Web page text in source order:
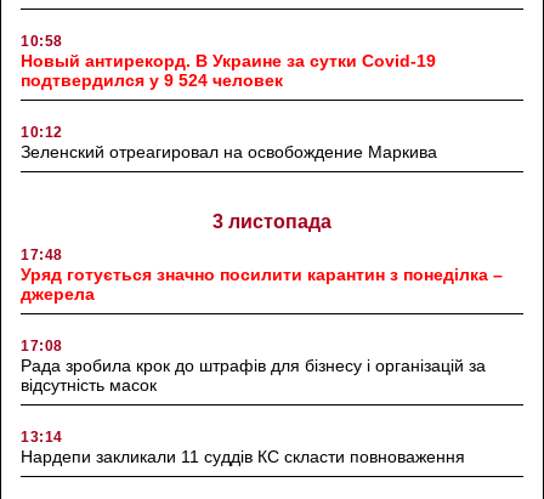
10:58
Новый антирекорд. В Украине за сутки Covid-19
подтвердился у 9 524 человек
10:12
Зеленский отреагировал на освобождение Маркива
3 листопада
17:48
Уряд готується значно посилити карантин з понеділка –
джерела
17:08
Рада зробила крок до штрафів для бізнесу і організацій за
відсутність масок
13:14
Нардепи закликали 11 суддів КС скласти повноваження